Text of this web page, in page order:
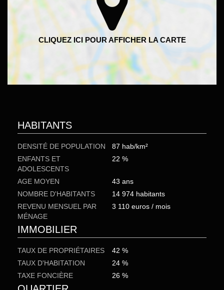
HABITANTS
DENSITÉ DE POPULATION
87 hab/km²
ENFANTS ET
ADOLESCENTS
22 %
AGE MOYEN
43 ans
NOMBRE D'HABITANTS
14 974 habitants
REVENU MENSUEL PAR
MÉNAGE
3 110 euros / mois
IMMOBILIER
TAUX DE PROPRIÉTAIRES
42 %
TAUX D'HABITATION
24 %
TAXE FONCIÈRE
26 %